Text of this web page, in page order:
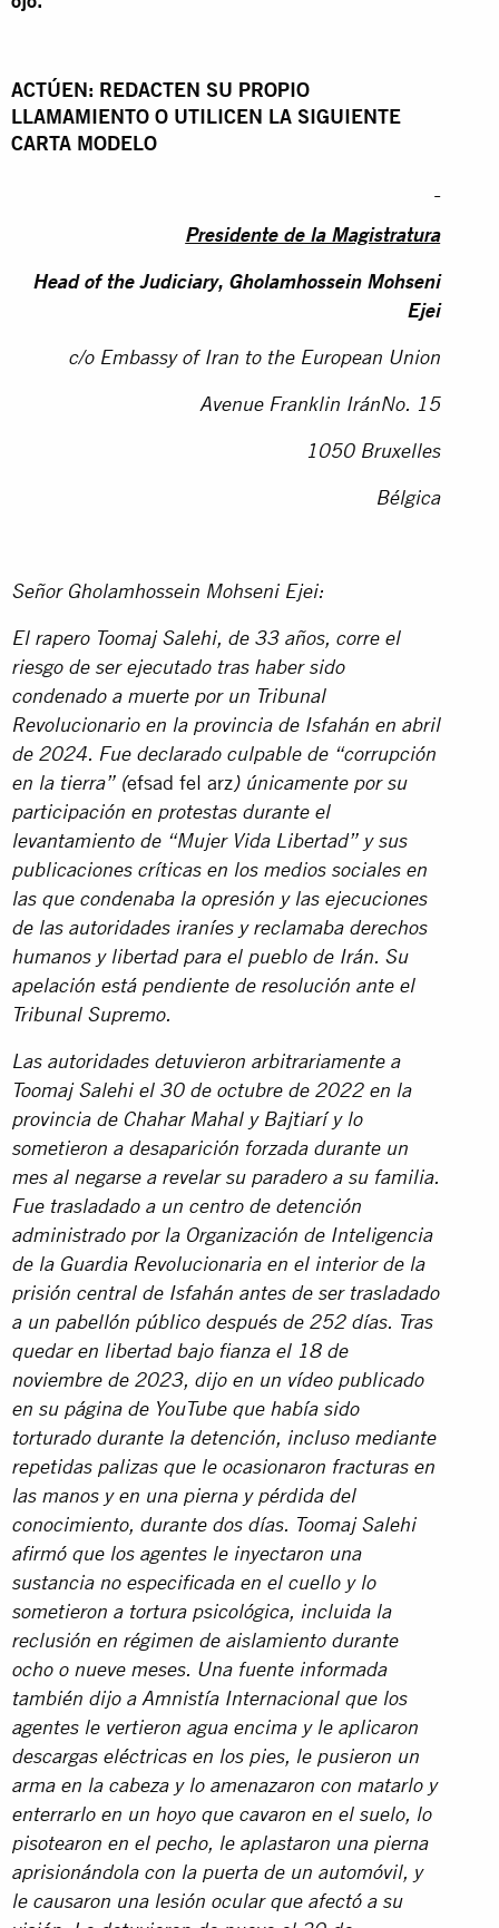
ACTÚEN: REDACTEN SU PROPIO
LLAMAMIENTO O UTILICEN LA SIGUIENTE
CARTA MODELO
Presidente de la Magistratura
Head of the Judiciary, Gholamhossein Mohseni
Ejei
c/o Embassy of Iran to the European Union
Avenue Franklin IránNo. 15
1050 Bruxelles
Bélgica
Señor Gholamhossein Mohseni Ejei:
El rapero Toomaj Salehi, de 33 años, corre el
riesgo de ser ejecutado tras haber sido
condenado a muerte por un Tribunal
Revolucionario en la provincia de Isfahán en abril
de 2024. Fue declarado culpable de “corrupción
en la tierra” (efsad fel arz) únicamente por su
participación en protestas durante el
levantamiento de “Mujer Vida Libertad” y sus
publicaciones críticas en los medios sociales en
las que condenaba la opresión y las ejecuciones
de las autoridades iraníes y reclamaba derechos
humanos y libertad para el pueblo de Irán. Su
apelación está pendiente de resolución ante el
Tribunal Supremo.
Las autoridades detuvieron arbitrariamente a
Toomaj Salehi el 30 de octubre de 2022 en la
provincia de Chahar Mahal y Bajtiarí y lo
sometieron a desaparición forzada durante un
mes al negarse a revelar su paradero a su familia.
Fue trasladado a un centro de detención
administrado por la Organización de Inteligencia
de la Guardia Revolucionaria en el interior de la
prisión central de Isfahán antes de ser trasladado
a un pabellón público después de 252 días. Tras
quedar en libertad bajo fianza el 18 de
noviembre de 2023, dijo en un vídeo publicado
en su página de YouTube que había sido
torturado durante la detención, incluso mediante
repetidas palizas que le ocasionaron fracturas en
las manos y en una pierna y pérdida del
conocimiento, durante dos días. Toomaj Salehi
afirmó que los agentes le inyectaron una
sustancia no especificada en el cuello y lo
sometieron a tortura psicológica, incluida la
reclusión en régimen de aislamiento durante
ocho o nueve meses. Una fuente informada
también dijo a Amnistía Internacional que los
agentes le vertieron agua encima y le aplicaron
descargas eléctricas en los pies, le pusieron un
arma en la cabeza y lo amenazaron con matarlo y
enterrarlo en un hoyo que cavaron en el suelo, lo
pisotearon en el pecho, le aplastaron una pierna
aprisionándola con la puerta de un automóvil, y
le causaron una lesión ocular que afectó a su